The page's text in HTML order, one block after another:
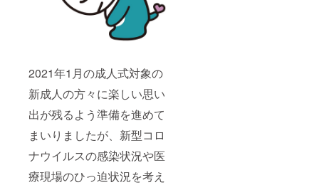
2021年1月の成人式対象の
新成人の方々に楽しい思い
出が残るよう準備を進めて
まいりましたが、新型コロ
ナウイルスの感染状況や医
療現場のひっ迫状況を考え